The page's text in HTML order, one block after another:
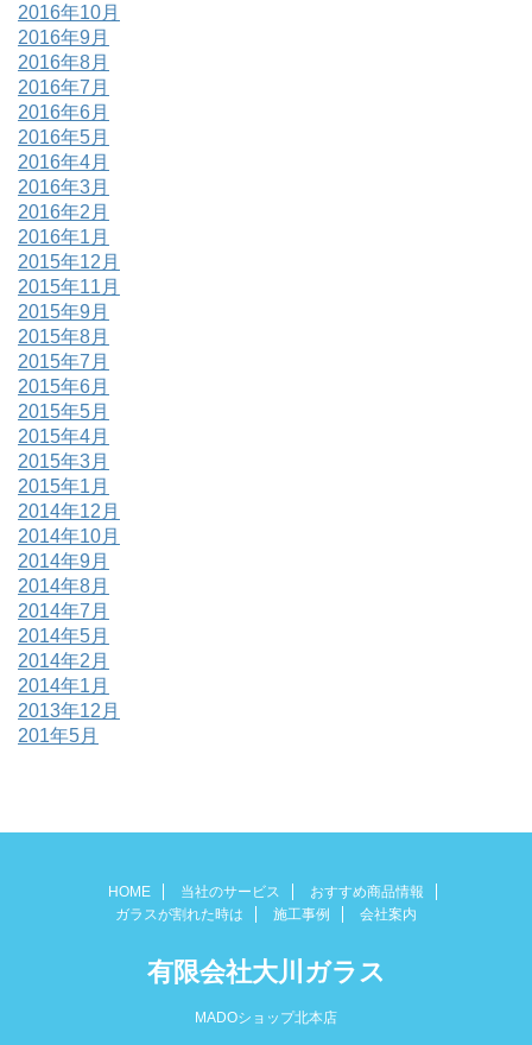
2016年10月
2016年9月
2016年8月
2016年7月
2016年6月
2016年5月
2016年4月
2016年3月
2016年2月
2016年1月
2015年12月
2015年11月
2015年9月
2015年8月
2015年7月
2015年6月
2015年5月
2015年4月
2015年3月
2015年1月
2014年12月
2014年10月
2014年9月
2014年8月
2014年7月
2014年5月
2014年2月
2014年1月
2013年12月
201年5月
HOME 当社のサービス
おすすめ商品情報
ガラスが割れた時は
施工事例 会社案内
有限会社大川ガラス
MADOショップ北本店